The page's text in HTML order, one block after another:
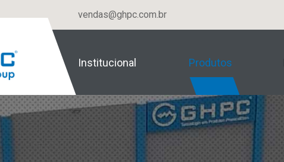
vendas@ghpc.com.br
Institucional Produtos